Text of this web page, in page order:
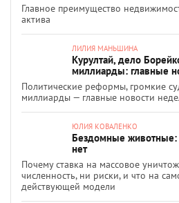
Главное преимущество
актива
ЛИЛИЯ МАНЬШИНА
Курултай, дело
миллиарды: главные
Политические реформы, громкие
миллиарды — главные новости
ЮЛИЯ КОВАЛЕНКО
Бездомные животные:
нет
Почему ставка на массовое
численность, ни риски, и что на
действующей модели